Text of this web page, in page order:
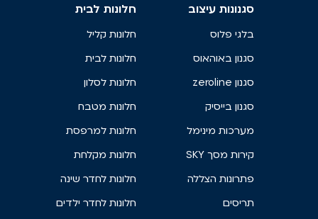
סגנונות עיצוב
בלגי פלוס
סגנון באוהאוס
סגנון zeroline
סגנון בייסיק
מערכות מינימל
קירות מסך SKY
פתרונות הצללה
תריסים
חלונות לבית
חלונות קליל
חלונות לבית
חלונות לסלון
חלונות מטבח
חלונות למרפסת
חלונות מקלחת
חלונות לחדר שינה
חלונות לחדר ילדים